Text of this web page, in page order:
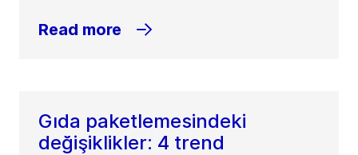
Read more
Gıda paketlemesindeki
değişiklikler: 4 trend